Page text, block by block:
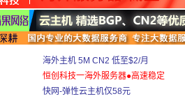
海外主机 5M CN2 低至$2/月
恒创科技一海外服务器●高速稳定
快网-弹性云主机仅58元